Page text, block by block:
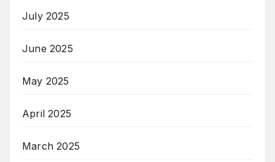
July 2025
June 2025
May 2025
April 2025
March 2025